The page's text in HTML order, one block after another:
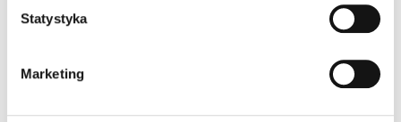
Statystyka
Marketing
Leśny mech koniecznie, a na pewno polecisz je
swoim znajomym. Ciasto Leśny mech to gotowa,
przygotowania domowego ciasta. Udany efekt za